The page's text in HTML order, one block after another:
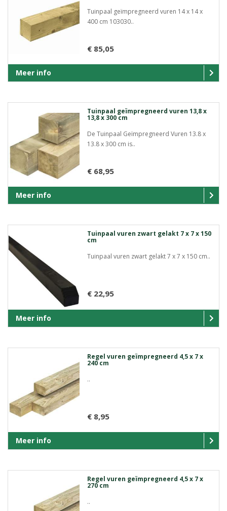
Tuinpaal geïmpregneerd vuren 14 x 14 x
400 cm 103030..
€ 85,05
Meer info
Tuinpaal geïmpregneerd vuren 13,8 x
13,8 x 300 cm
De Tuinpaal Geïmpregneerd Vuren 13.8 x
13.8 x 300 cm is..
€ 68,95
Meer info
Tuinpaal vuren zwart gelakt 7 x 7 x 150
cm
Tuinpaal vuren zwart gelakt 7 x 7 x 150 cm..
€ 22,95
Meer info
Regel vuren geïmpregneerd 4,5 x 7 x
240 cm
..
€ 8,95
Meer info
Regel vuren geïmpregneerd 4,5 x 7 x
270 cm
..